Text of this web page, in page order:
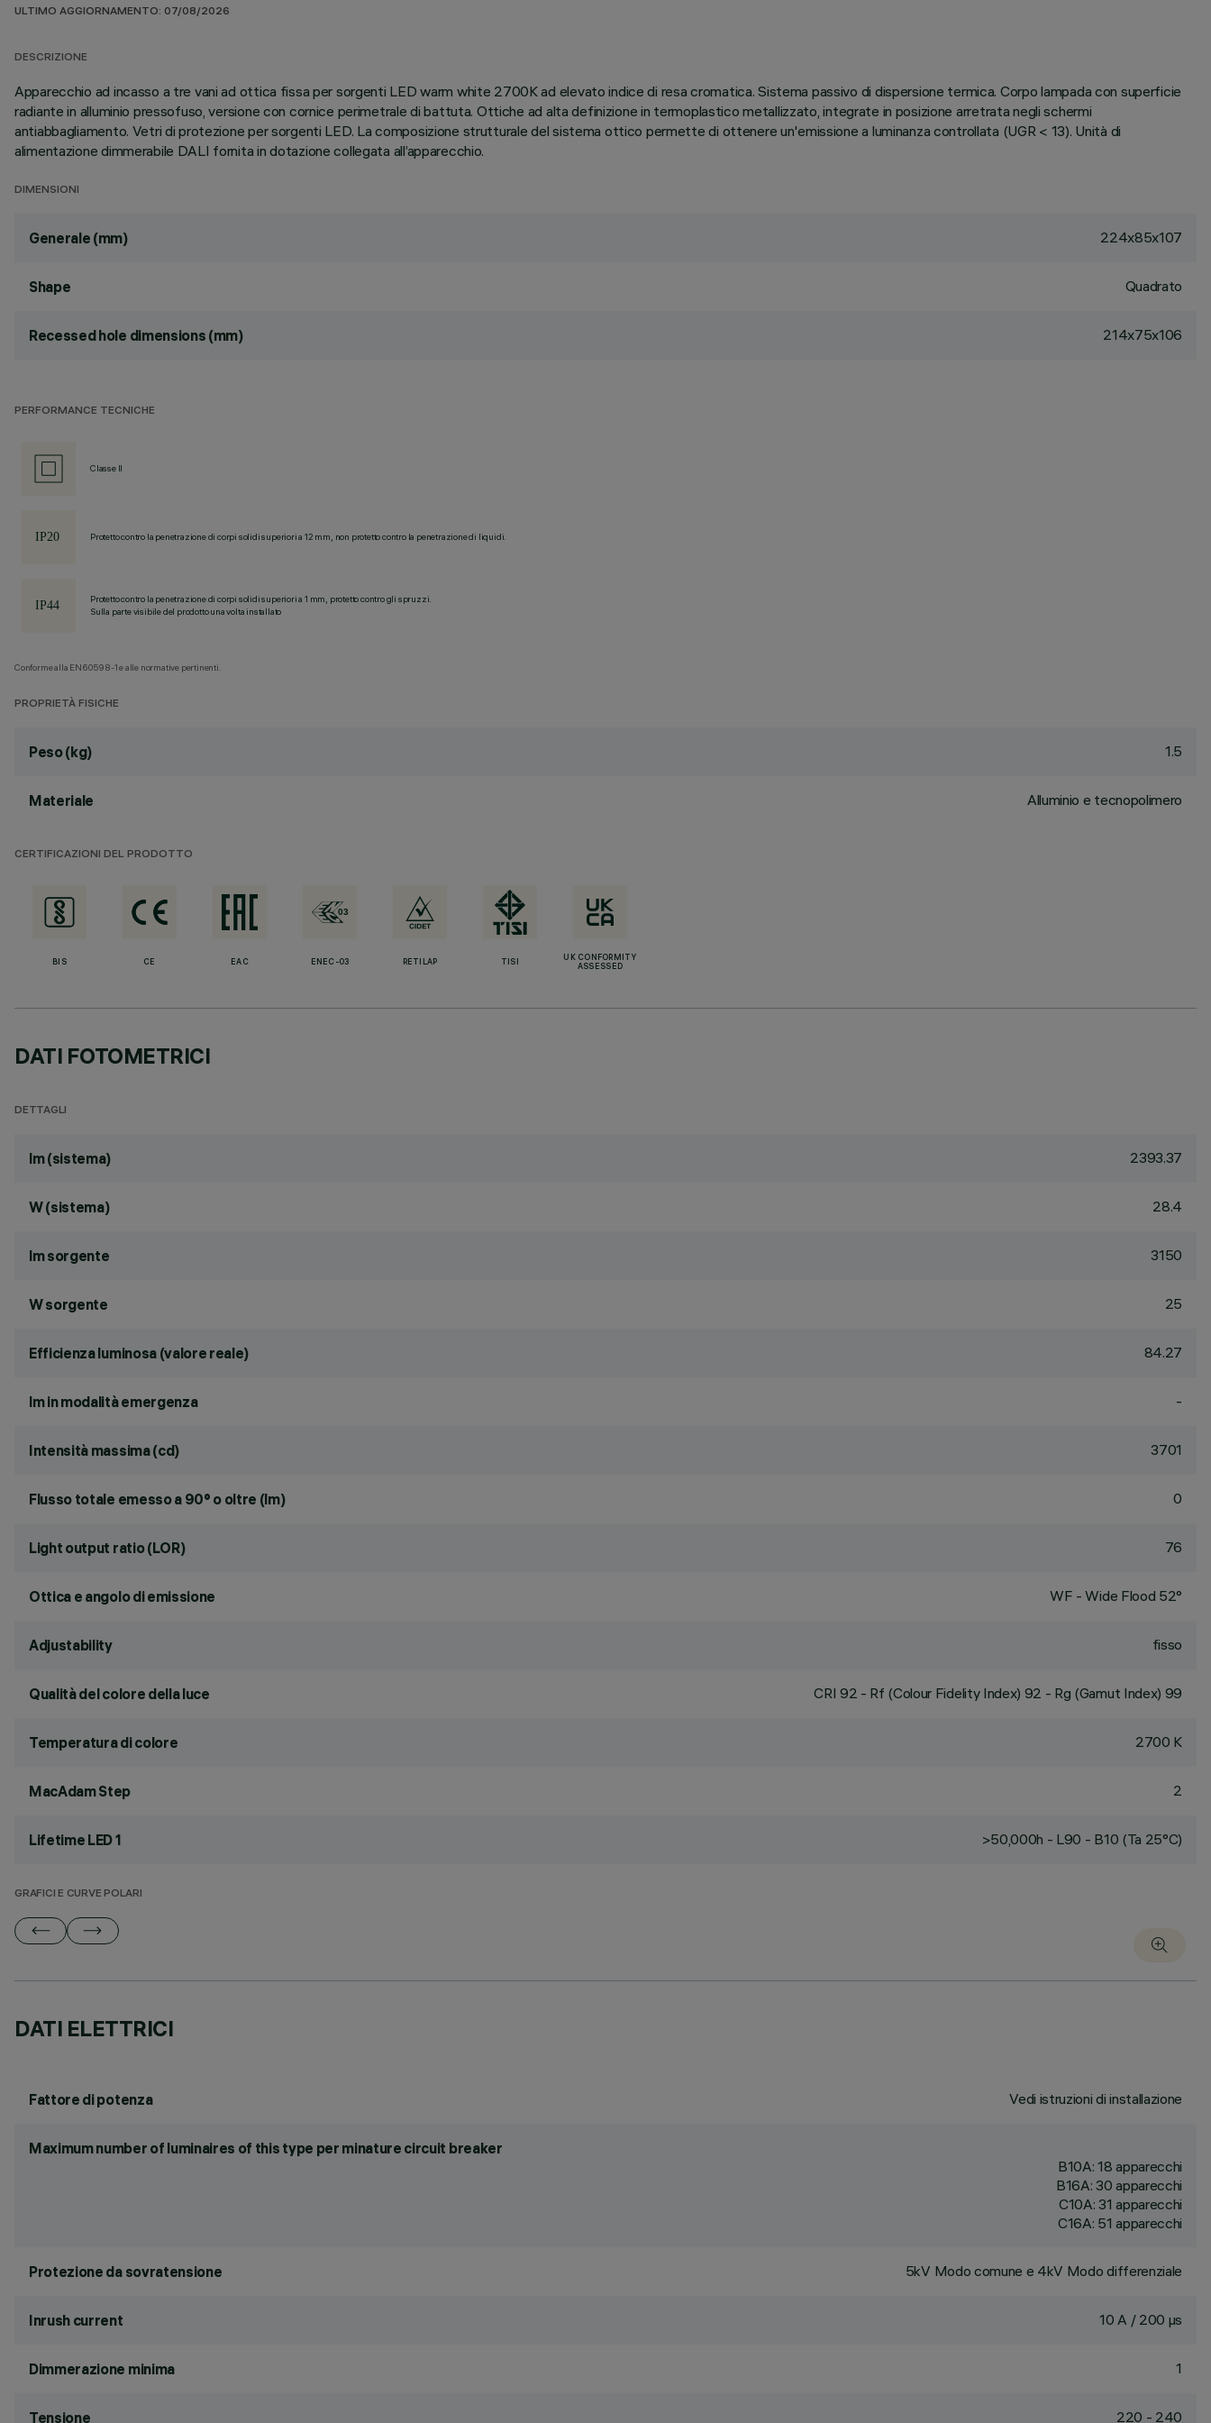
ULTIMO AGGIORNAMENTO: 07/08/2026
DESCRIZIONE
Apparecchio ad incasso a tre vani ad ottica fissa per sorgenti LED warm white 2700K ad elevato indice di resa cromatica. Sistema passivo di dispersione termica. Corpo lampada con superficie
radiante in alluminio pressofuso, versione con cornice perimetrale di battuta. Ottiche ad alta definizione in termoplastico metallizzato, integrate in posizione arretrata negli schermi
antiabbagliamento. Vetri di protezione per sorgenti LED. La composizione strutturale del sistema ottico permette di ottenere un'emissione a luminanza controllata (UGR < 13). Unità di
alimentazione dimmerabile DALI fornita in dotazione collegata all’apparecchio.
DIMENSIONI
Generale (mm) 224x85x107
Shape Quadrato
Recessed hole dimensions (mm) 214x75x106
PERFORMANCE TECNICHE
Classe II
Protetto contro la penetrazione di corpi solidi superiori a 12 mm, non protetto contro la penetrazione di liquidi.
Protetto contro la penetrazione di corpi solidi superiori a 1 mm, protetto contro gli spruzzi.
Sulla parte visibile del prodotto una volta installato
Conforme alla EN60598-1 e alle normative pertinenti.
PROPRIETÀ FISICHE
Peso (kg) 1.5
Materiale Alluminio e tecnopolimero
CERTIFICAZIONI DEL PRODOTTO
BIS CE EAC ENEC-03 RETILAP TISI
UK CONFORMITY
ASSESSED
DATI FOTOMETRICI
DETTAGLI
lm (sistema) 2393.37
W (sistema) 28.4
lm sorgente 3150
W sorgente 25
Efficienza luminosa (valore reale) 84.27
lm in modalità emergenza -
Intensità massima (cd) 3701
Flusso totale emesso a 90° o oltre (lm) 0
Light output ratio (LOR) 76
Ottica e angolo di emissione WF - Wide Flood 52°
Adjustability fisso
Qualità del colore della luce CRI 92 - Rf (Colour Fidelity Index) 92 - Rg (Gamut Index) 99
Temperatura di colore 2700 K
MacAdam Step 2
Lifetime LED 1 >50,000h - L90 - B10 (Ta 25°C)
GRAFICI E CURVE POLARI
DATI ELETTRICI
Fattore di potenza Vedi istruzioni di installazione
Maximum number of luminaires of this type per minature circuit breaker
B10A: 18 apparecchi
B16A: 30 apparecchi
C10A: 31 apparecchi
C16A: 51 apparecchi
Protezione da sovratensione 5kV Modo comune e 4kV Modo differenziale
Inrush current 10 A / 200 µs
Dimmerazione minima 1
Tensione 220 - 240